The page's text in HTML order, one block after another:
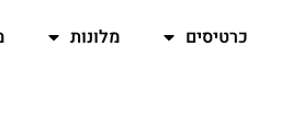
כרטיסים מלונות